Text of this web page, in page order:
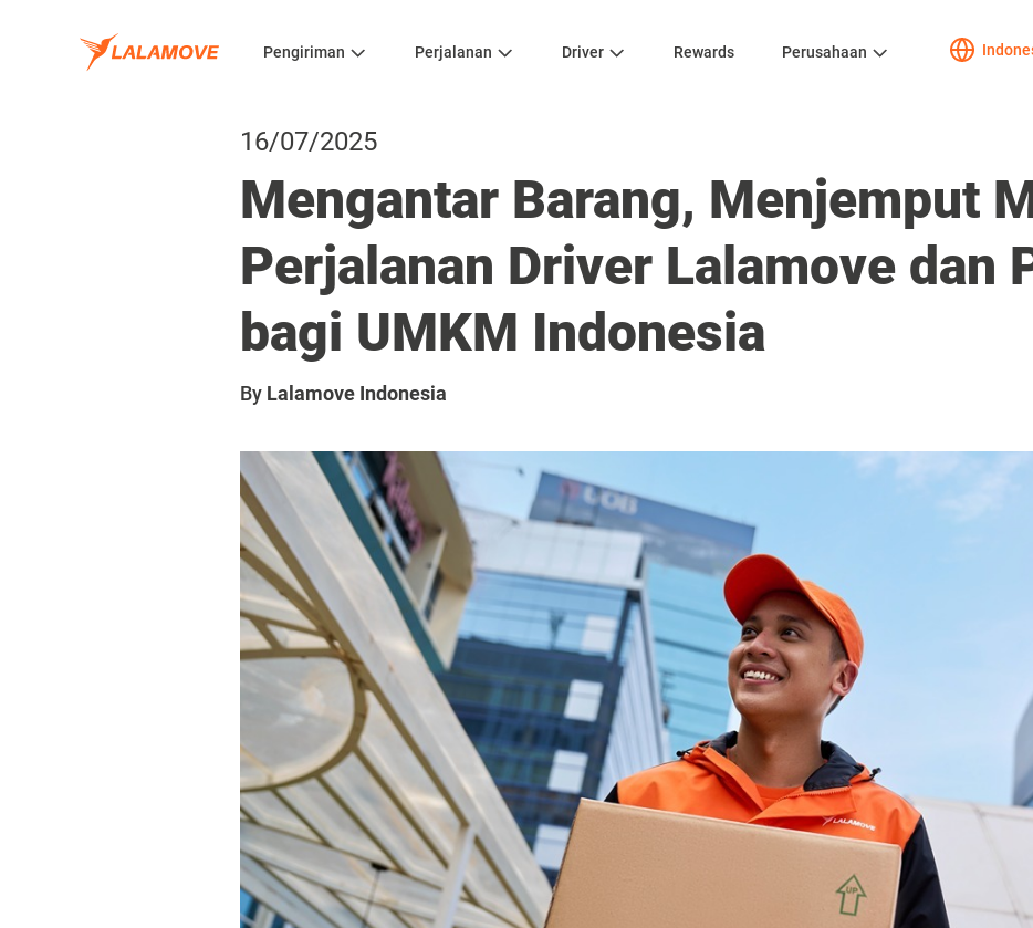
Pengiriman Perjalanan Driver Rewards Perusahaan
16/07/2025
Mengantar Barang, Menjemput
Perjalanan Driver Lalamove dan
bagi UMKM Indonesia
By Lalamove Indonesia